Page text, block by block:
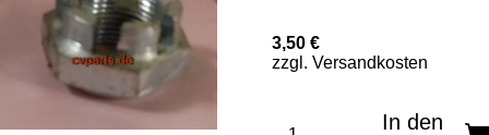
3,50 €
zzgl. Versandkosten
In den